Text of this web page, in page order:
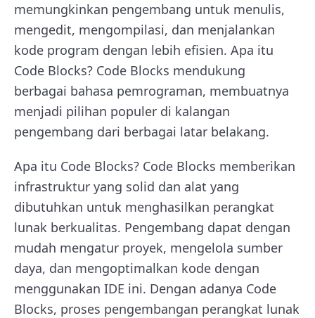
memungkinkan pengembang untuk menulis,
mengedit, mengompilasi, dan menjalankan
kode program dengan lebih efisien. Apa itu
Code Blocks? Code Blocks mendukung
berbagai bahasa pemrograman, membuatnya
menjadi pilihan populer di kalangan
pengembang dari berbagai latar belakang.
Apa itu Code Blocks? Code Blocks memberikan
infrastruktur yang solid dan alat yang
dibutuhkan untuk menghasilkan perangkat
lunak berkualitas. Pengembang dapat dengan
mudah mengatur proyek, mengelola sumber
daya, dan mengoptimalkan kode dengan
menggunakan IDE ini. Dengan adanya Code
Blocks, proses pengembangan perangkat lunak